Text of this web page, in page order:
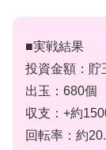
■実戦結果
投資金額：貯
出玉：680個
収支：+約
回転率：約